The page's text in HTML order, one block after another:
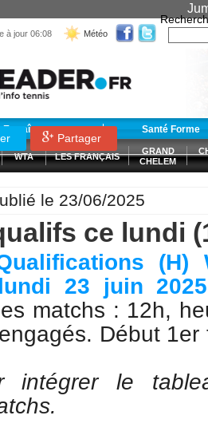
à jour 06:08 Météo
Entraînement Santé Forme
WTA LES FRANÇAIS
GRAND
CHELEM
Partager
le 23/06/2025
ce lundi
(H)
23 juin
matchs : 12h,
Début
intégrer le